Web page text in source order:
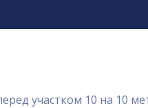
участком 10 на 10